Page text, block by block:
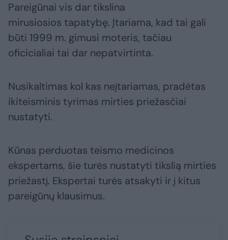
Pareigūnai vis dar tikslina
mirusiosios tapatybę. Įtariama, kad tai gali
būti 1999 m. gimusi moteris, tačiau
oficicialiai tai dar nepatvirtinta.
Nusikaltimas kol kas neįtariamas, pradėtas
ikiteisminis tyrimas mirties priežasčiai
nustatyti.
Kūnas perduotas teismo medicinos
ekspertams, šie turės nustatyti tikslią mirties
priežastį. Ekspertai turės atsakyti ir į kitus
pareigūnų klausimus.